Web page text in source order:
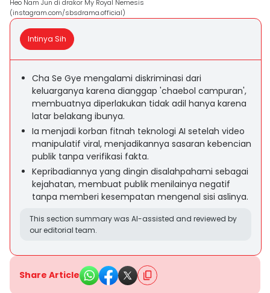
Heo Nam Jun di drakor My Royal Nemesis
(instagram.com/sbsdrama.official)
Intinya Sih
Cha Se Gye mengalami diskriminasi dari
keluarganya karena dianggap 'chaebol campuran',
membuatnya diperlakukan tidak adil hanya karena
latar belakang ibunya.
Ia menjadi korban fitnah teknologi AI setelah video
manipulatif viral, menjadikannya sasaran kebencian
publik tanpa verifikasi fakta.
Kepribadiannya yang dingin disalahpahami sebagai
kejahatan, membuat publik menilainya negatif
tanpa memberi kesempatan mengenal sisi aslinya.
This section summary was AI-assisted and reviewed by
our editorial team.
Share Article